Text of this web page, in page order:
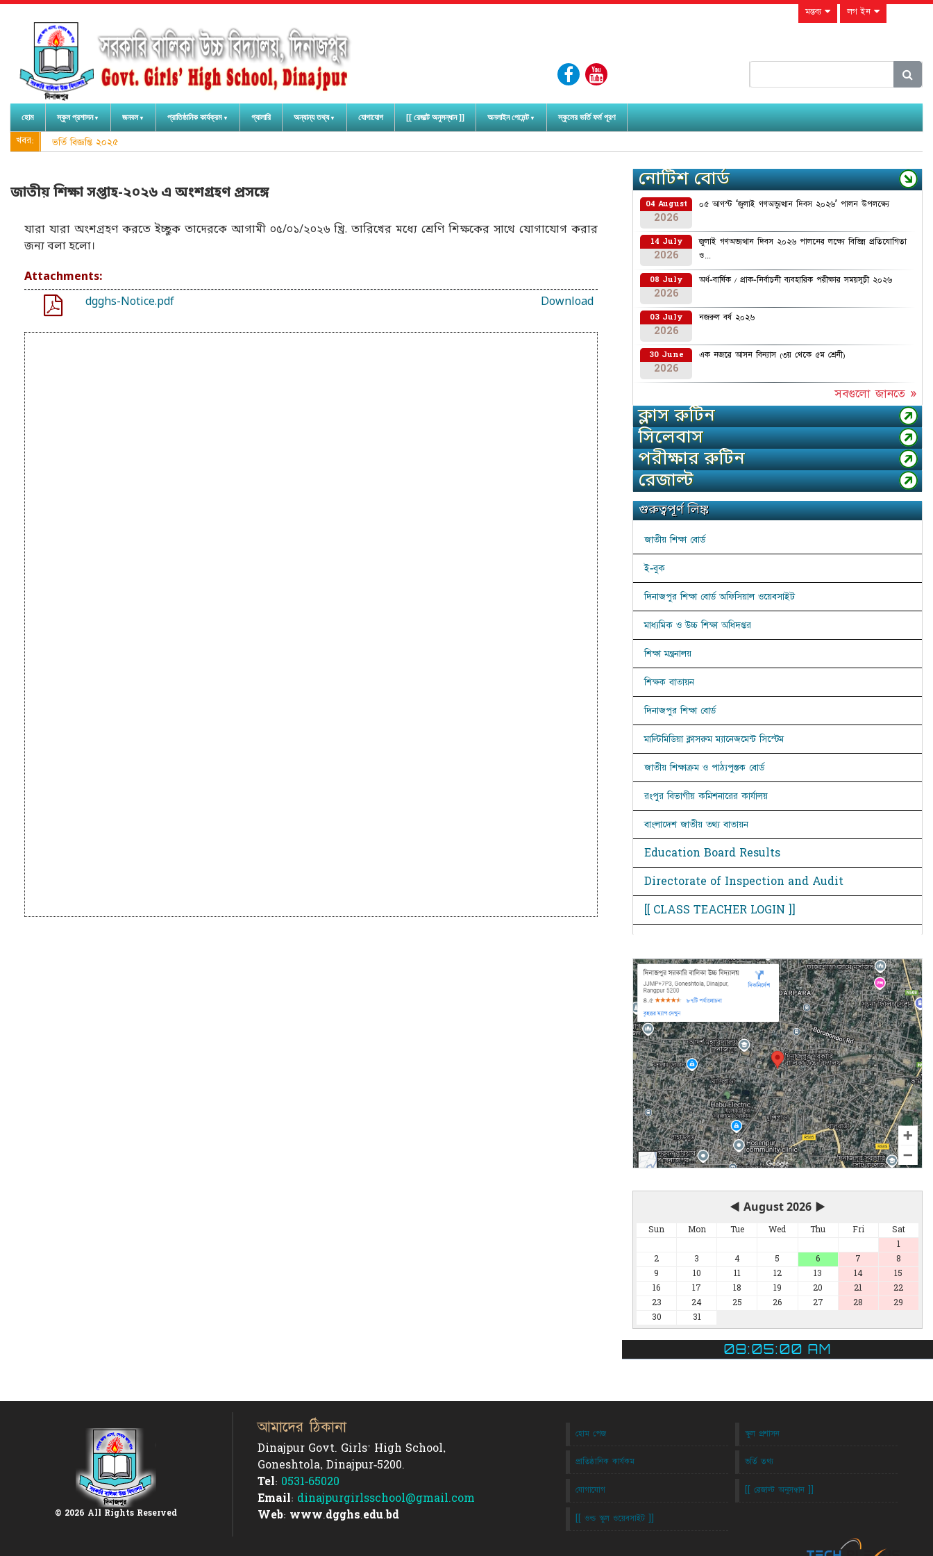
মন্তব্য লগ ইন
হোম স্কুল প্রশাসন জনবল প্রাতিষ্ঠানিক কার্যক্রম গ্যালারি অন্যান্য তথ্য যোগাযোগ [[ রেজাল্ট অনুসন্ধান ]] অনলাইন পেমেন্ট স্কুলের ভর্তি ফর্ম পূরণ
খবর: ভর্তি বিজ্ঞপ্তি ২০২৫
জাতীয় শিক্ষা সপ্তাহ-২০২৬ এ অংশগ্রহণ প্রসঙ্গে
যারা যারা অংশগ্রহণ করতে ইচ্ছুক তাদেরকে আগামী ০৫/০১/২০২৬ খ্রি. তারিখের মধ্যে শ্রেণি শিক্ষকের সাথে যোগাযোগ করার
জন্য বলা হলো।
Attachments:
dgghs-Notice.pdf
Download
নোটিশ বোর্ড
04 August
2026
০৫ আগস্ট ‘জুলাই গণঅভ্যুত্থান দিবস ২০২৬’ পালন উপলক্ষ্যে
14 July
2026
জুলাই গণঅভ্যত্থান দিবস ২০২৬ পালনের লক্ষ্যে বিভিন্ন প্রতিযোগিতা
ও...
08 July
2026
অর্ধ-বার্ষিক / প্রাক-নির্বাচনী ব্যবহারিক পরীক্ষার সময়সূচী ২০২৬
03 July
2026
নজরুল বর্ষ ২০২৬
30 June
2026
এক নজরে আসন বিন্যাস (৩য় থেকে ৫ম শ্রেনী)
সবগুলো জানতে »
ক্লাস রুটিন
সিলেবাস
পরীক্ষার রুটিন
রেজাল্ট
গুরুত্বপূর্ণ লিঙ্ক
জাতীয় শিক্ষা বোর্ড
ই-বুক
দিনাজপুর শিক্ষা বোর্ড অফিসিয়াল ওয়েবসাইট
মাধ্যমিক ও উচ্চ শিক্ষা অধিদপ্তর
শিক্ষা মন্ত্রনালয়
শিক্ষক বাতায়ন
দিনাজপুর শিক্ষা বোর্ড
মাল্টিমিডিয়া ক্লাসরুম ম্যানেজমেন্ট সিস্টেম
জাতীয় শিক্ষাক্রম ও পাঠ্যপুস্তক বোর্ড
রংপুর বিভাগীয় কমিশনারের কার্যালয়
বাংলাদেশ জাতীয় তথ্য বাতায়ন
Education Board Results
Directorate of Inspection and Audit
[[ CLASS TEACHER LOGIN ]]
◀ August 2026 ▶
Sun Mon Tue Wed Thu Fri
Sat
1
2
3 4 5 6 7
8
9
10 11 12 13 14
15
16
17 18 19 20 21
22
23
24 25 26 27 28
29
30
31
08:05:00 AM
© 2026 All Rights Reserved
আমাদের ঠিকানা
Dinajpur Govt. Girls' High School,
Goneshtola, Dinajpur-5200.
Tel: 0531-65020
Email: dinajpurgirlsschool@gmail.com
Web: www.dgghs.edu.bd
হোম পেজ স্কুল প্রশাসন
প্রাতিষ্ঠানিক কার্যকম ভর্তি তথ্য
যোগাযোগ [[ রেজাল্ট অনুসন্ধান ]]
[[ ওল্ড স্কুল ওয়েবসাইট ]]